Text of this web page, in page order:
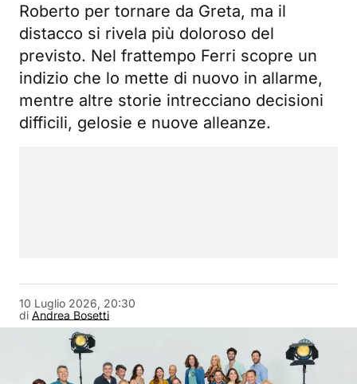
Roberto per tornare da Greta, ma il
distacco si rivela più doloroso del
previsto. Nel frattempo Ferri scopre un
indizio che lo mette di nuovo in allarme,
mentre altre storie intrecciano decisioni
difficili, gelosie e nuove alleanze.
di Andrea Bosetti
10 Luglio 2026, 20:30